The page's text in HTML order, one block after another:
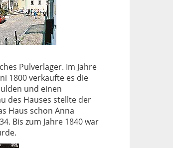
Pulverlager. Im Jahre
1800 verkaufte es die
und einen
des Hauses stellte der
Haus schon Anna
Bis zum Jahre 1840 war